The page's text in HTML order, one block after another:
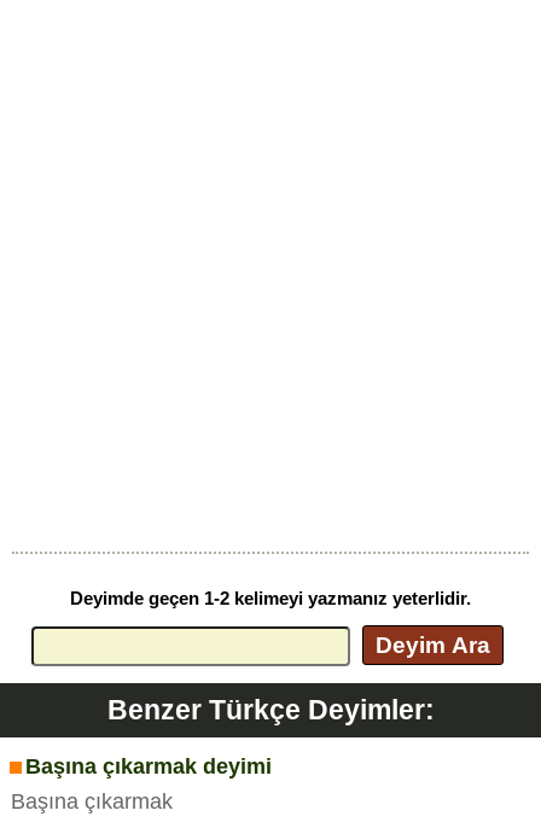
Deyimde geçen 1-2 kelimeyi yazmanız yeterlidir.
Deyim Ara
Benzer Türkçe Deyimler:
Başına çıkarmak deyimi
Başına çıkarmak